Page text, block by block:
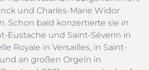
und Charles-Marie Widor
Schon bald konzertierte sie in
Eustache und Saint-Séverin in
Royale in Versailles, in Saint-
an großen Orgeln in